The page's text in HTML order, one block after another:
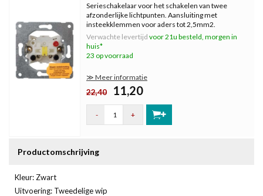
Serieschakelaar voor het schakelen van twee
afzonderlijke lichtpunten. Aansluiting met
insteekklemmen voor aders tot 2,5mm2.
10A/250V AC. Geschikt voor alle Peha
programma's. Met spreidklemmen voor montage in
inbouwdoos zonder schroefbevestiging.
Verwachte levertijd voor 21u besteld, morgen in
huis*
23 op voorraad
≫ Meer informatie
22,40 11,20
- +
Productomschrijving
Kleur: Zwart
Uitvoering: Tweedelige wip